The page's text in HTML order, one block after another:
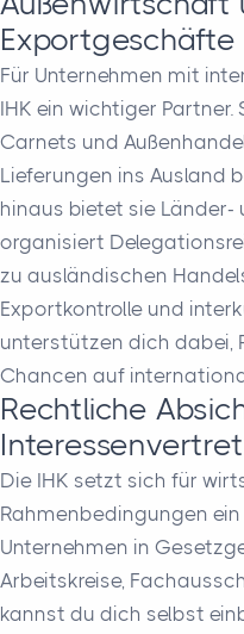
Exportgeschäfte
Für Unternehmen mit
IHK ein wichtiger
Carnets und
Lieferungen ins Ausland
hinaus bietet sie Länder-
organisiert
zu ausländischen
Exportkontrolle und
unterstützen dich dabei,
Chancen auf
Rechtliche
Die IHK setzt sich für
Rahmenbedingungen
Unternehmen in
Arbeitskreise,
kannst du dich selbst